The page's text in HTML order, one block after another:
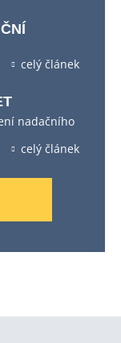
celý článek
nadačního
celý článek